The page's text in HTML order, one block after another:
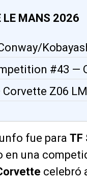
LE MANS 2026
#43 —
Z06
fue para TF
en una
celebró